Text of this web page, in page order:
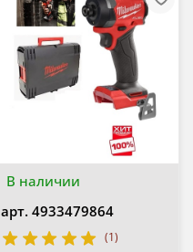
В наличии
арт. 4933479864
(1)